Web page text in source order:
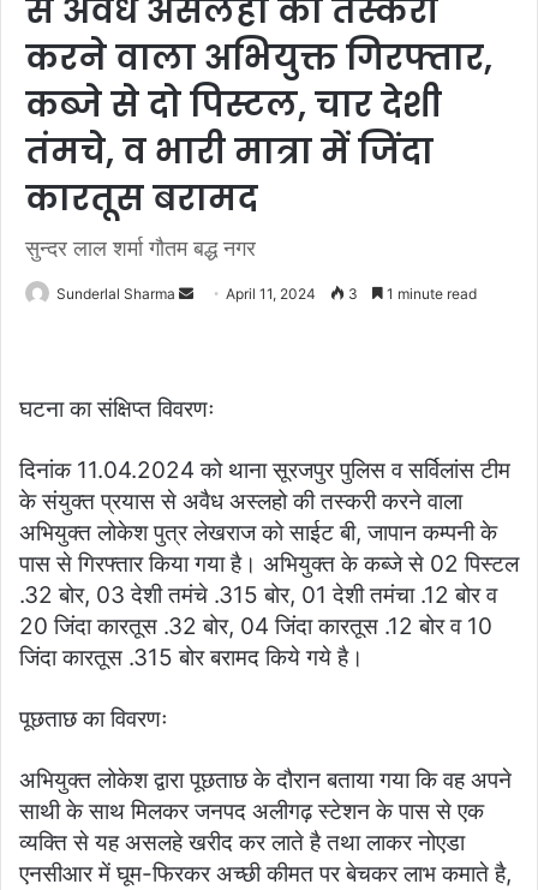
से अवैध असलहो की तस्करी
करने वाला अभियुक्त गिरफ्तार,
कब्जे से दो पिस्टल, चार देशी
तंमचे, व भारी मात्रा में जिंदा
कारतूस बरामद
सुन्दर लाल शर्मा गौतम बद्ध नगर
Sunderlal Sharma
SendApril 11, 2024 3 1 minute read
घटना का संक्षिप्त विवरणः
दिनांक 11.04.2024 को थाना सूरजपुर पुलिस व सर्विलांस टीम
के संयुक्त प्रयास से अवैध अस्लहो की तस्करी करने वाला
अभियुक्त लोकेश पुत्र लेखराज को साईट बी, जापान कम्पनी के
पास से गिरफ्तार किया गया है। अभियुक्त के कब्जे से 02 पिस्टल
.32 बोर, 03 देशी तमंचे .315 बोर, 01 देशी तमंचा .12 बोर व
20 जिंदा कारतूस .32 बोर, 04 जिंदा कारतूस .12 बोर व 10
जिंदा कारतूस .315 बोर बरामद किये गये है।
पूछताछ का विवरणः
अभियुक्त लोकेश द्वारा पूछताछ के दौरान बताया गया कि वह अपने
साथी के साथ मिलकर जनपद अलीगढ़ स्टेशन के पास से एक
व्यक्ति से यह असलहे खरीद कर लाते है तथा लाकर नोएडा
एनसीआर में घूम-फिरकर अच्छी कीमत पर बेचकर लाभ कमाते है,